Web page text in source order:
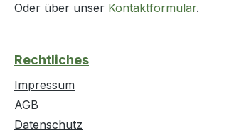
Oder über unser Kontaktformular.
Rechtliches
Impressum
AGB
Datenschutz